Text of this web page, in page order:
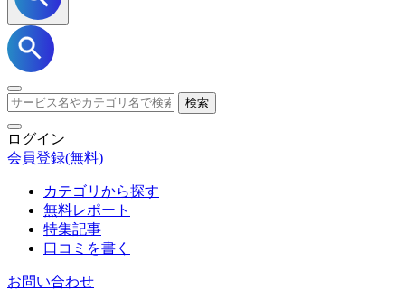
検索
ログイン
会員登録(無料)
カテゴリから探す
無料レポート
特集記事
口コミを書く
お問い合わせ